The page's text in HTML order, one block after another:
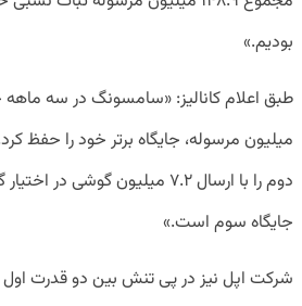
بودیم.»
میلیون مرسوله، جایگاه برتر خود را حفظ
جایگاه سوم است.»
شرکت اپل نیز در پی تنش بین دو قدرت اول